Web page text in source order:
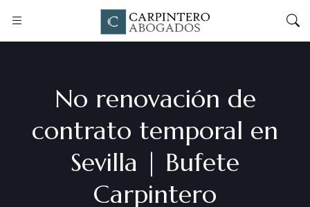
No renovación de
contrato temporal en
Sevilla | Bufete
Carpintero